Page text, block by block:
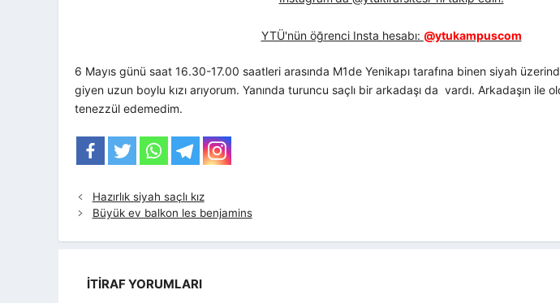
YTÜ'nün öğrenci Insta hesabı: @ytukampuscom
6 Mayıs günü saat 16.30-17.00 saatleri arasında M1de Yenikapı tarafına binen siyah
giyen uzun boylu kızı arıyorum. Yanında turuncu saçlı bir arkadaşı da vardı. Arkadaşın ile
tenezzül edemedim.
Hazırlık siyah saçlı kız
Büyük ev balkon les benjamins
İTIRAF YORUMLARI